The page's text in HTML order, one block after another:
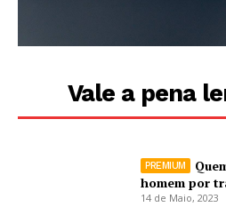
Vale a pena
homem por
14 de Maio, 2023